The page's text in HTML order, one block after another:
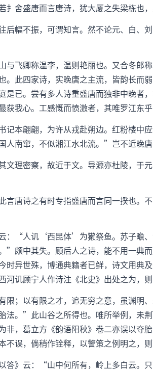
舍盛唐而言唐诗，犹大厦之失梁栋也，
幅不振，可谓知言。然不论元、白、
飞卿称温李，温则艳丽也。又合冬郎
此四家诗，实晚唐之主流，皆韵长而
已。尝有多人诗重盛唐而独非中晚者
我心。工感慨而愤激者，其唯罗江东乎
本翩翩，为许从戎赴朔边。红粉楼中
人南窜，不似湘江水北流。”岂不近晚唐
理密察，故近于文。导源亦杜陵，于
唐诗之有时专指盛唐而言同一揆也。
：“人讥‘西昆体’为獭祭鱼。苏子瞻
”颇中其失。顾后人之诗，能不用一典
异世殊，博通典籍者已鲜，诗文用典
讥顾宁人作诗注《北史》出处之为，则
；以有限之才，追无穷之意，虽渊明
法。”此山谷之所得也。唯所举例，未
，葛立方《韵语阳秋》卷二亦误以夺胎
误，倘稍作铨释，以警策之例明之，则
答》云：“山中何所有，岭上多白云。